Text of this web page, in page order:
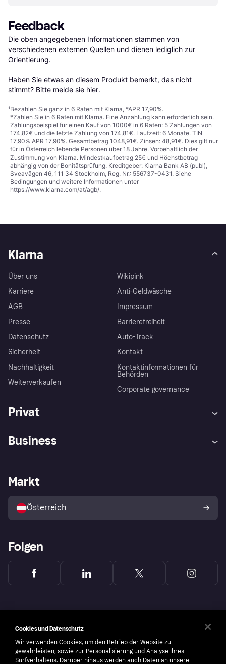
Feedback
Die oben angegebenen Informationen stammen von
verschiedenen externen Quellen und dienen lediglich zur
Orientierung.
Haben Sie etwas an diesem Produkt bemerkt, das nicht
stimmt? Bitte melde sie hier.
¹Bezahlen Sie ganz in 6 Raten mit Klarna, *APR 17,90%.
*Zahlen Sie in 6 Raten mit Klarna. Eine Anzahlung kann erforderlich sein.
Zahlungsbeispiel für einen Kauf von 1000€ in 6 Raten: 5 Zahlungen von
174,82€ und die letzte Zahlung von 174,81€. Laufzeit: 6 Monate. TIN
17,90% APR 17,90%. Gesamtbetrag 1048,91€. Zinsen: 48,91€. Dies gilt nur
für in Österreich lebende Personen über 18 Jahre. Vorbehaltlich der
Zustimmung von Klarna. Mindestkaufbetrag 25€ und Höchstbetrag
abhängig von der Bonitätsprüfung. Kreditgeber: Klarna Bank AB (publ),
Sveavägen 46, 111 34 Stockholm, Reg. Nr.: 556737-0431. Siehe
Bedingungen und weitere Informationen unter
https://www.klarna.com/at/agb/.
Klarna
Über uns
Karriere
AGB
Presse
Datenschutz
Sicherheit
Nachhaltigkeit
Weiterverkaufen
Wikipink
Anti-Geldwäsche
Impressum
Barrierefreiheit
Auto-Track
Kontakt
Kontaktinformationen für
Behörden
Corporate governance
Privat
Shops entdecken
Business
Händlerportal
Markt
Österreich
Folgen
Cookies und Datenschutz
Wir verwenden Cookies, um den Betrieb der Website zu
gewährleisten, sowie zur Personalisierung und Analyse Ihres
Surfverhaltens. Darüber hinaus werden auch Daten an unsere